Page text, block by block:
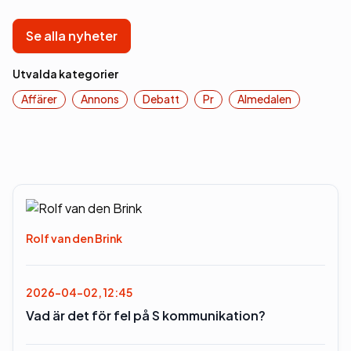
Se alla nyheter
Utvalda kategorier
Affärer
Annons Debatt Pr Almedalen
Rolf van den Brink
2026-04-02, 12:45
Vad är det för fel på S kommunikation?